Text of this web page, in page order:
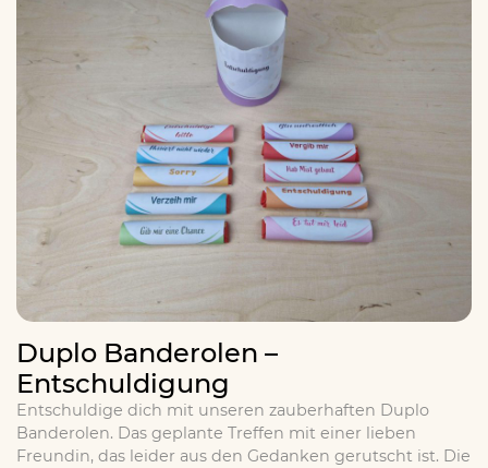
Duplo Banderolen –
Entschuldigung
Entschuldige dich mit unseren zauberhaften Duplo
Banderolen. Das geplante Treffen mit einer lieben
Freundin, das leider aus den Gedanken gerutscht ist. Die